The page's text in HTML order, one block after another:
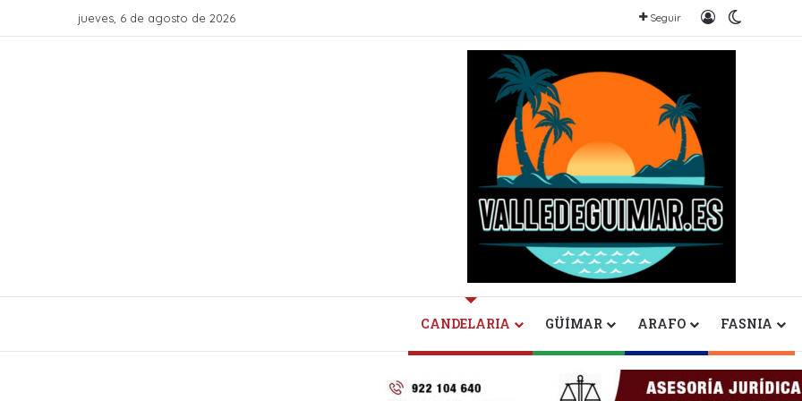
jueves, 6 de agosto de 2026 Seguir Iniciar sesión
CANDELARIA GÜÍMAR ARAFO FASNIA